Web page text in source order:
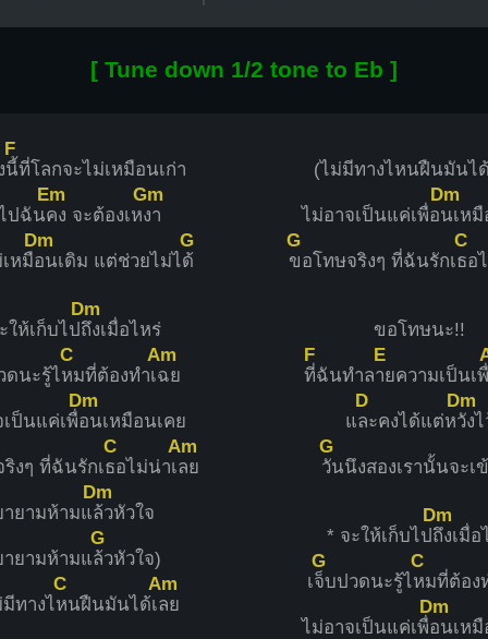
[ Tune down 1/2 tone to Eb ]
F
นี้ที่โลกจะไม่เหมือนเก่า
ปฉัน
Em
คง จะต้องเห
Gm
งา
หมื
Dm
อนเดิม แต่ช่วยไม่ไ
G
ด้
ให้เก็บไป
Dm
ถึงเมื่อไหร่
ดนะรู้ไ
C
หมที่ต้องทำเ
Am
ฉย
ป็นแค่เพื่
Dm
อนเหมือนเคย
งๆ ที่ฉันรักเ
C
ธอไม่น่าเ
Am
ลย
ายามห้ามแ
Dm
ล้วหัวใจ
ายามห้ามแ
G
ล้วหัวใจ)
ทางไ
C
หนฝืนมันได้เ
Am
ลย
(ไม่มีทางไหนฝืนมันไ
ไม่อาจเป็นแค่เพื่อ
Dm
นเห
G
ขอโทษจริงๆ ที่ฉันรักเ
C
ธอ
ขอโทษนะ!!
F
ที่ฉันทำล
E
ายความเป็นเ
แ
D
ละคงได้แต่ห
Dm
วัง
G
วันนึงสองเรานั้นจะเ
* จะให้เก็บไป
Dm
ถึงเมื่อ
เ
G
จ็บปวดนะรู้ไ
C
หมที่ต้อง
ไม่อาจเป็นแค่เพื่
Dm
อนเห